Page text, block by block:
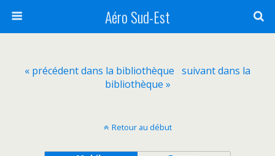
Aéro Sud-Est
« précédent dans la bibliothèque suivant dans la
bibliothèque »
Retour au début